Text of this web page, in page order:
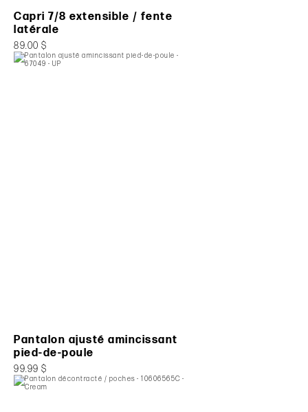
Capri 7/8 extensible / fente
latérale
89.00 $
Pantalon ajusté amincissant
pied-de-poule
99.99 $